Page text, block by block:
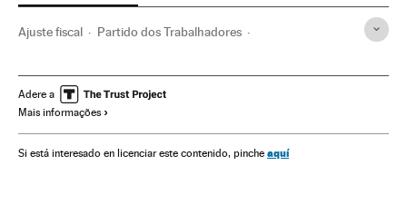
Ajuste fiscal Partido dos Trabalhadores
Presidente Brasil Política fiscal
Legislação Brasileira
Política econômica Despesa pública Finanças públicas
Adere a
Mais informações
Si está interesado en licenciar este contenido, pinche aquí